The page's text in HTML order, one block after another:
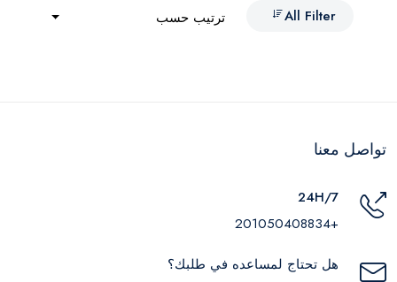
All Filter
ترتيب حسب
تواصل معنا
24H/7
+201050408834
هل تحتاج لمساعده في طلبك؟